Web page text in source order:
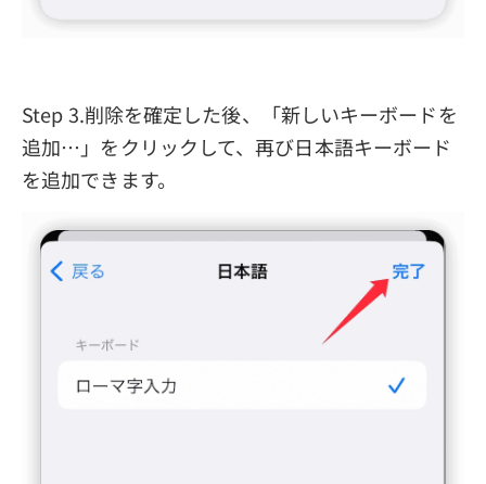
Step 3.削除を確定した後、「新しいキーボードを
追加…」をクリックして、再び日本語キーボード
を追加できます。